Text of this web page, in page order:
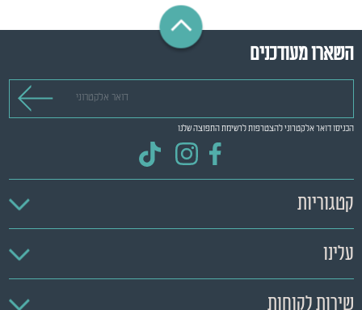
השארו מעודכנים
הכניסו דואר אלקטרוני להצטרפות לרשימת התפוצה שלנו
קטגוריות
עלינו
שירות לקוחות